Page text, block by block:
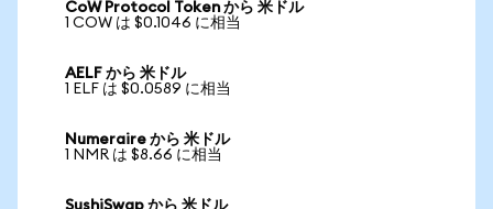
CoW Protocol Token から 米ドル
1 COW は $0.1046 に相当
AELF から 米ドル
1 ELF は $0.0589 に相当
Numeraire から 米ドル
1 NMR は $8.66 に相当
SushiSwap から 米ドル